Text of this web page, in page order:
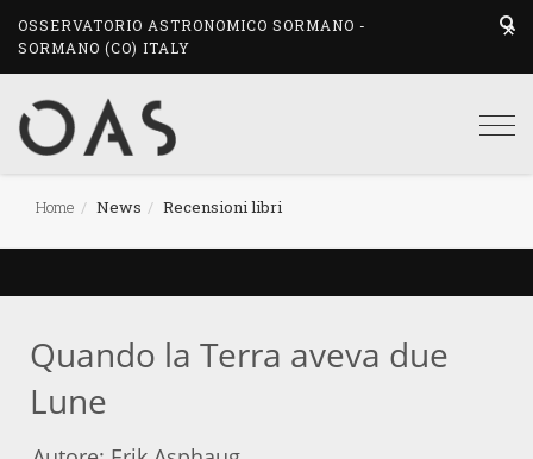
OSSERVATORIO ASTRONOMICO SORMANO -
SORMANO (CO) ITALY
Home News Recensioni libri
Quando la Terra aveva due
Lune